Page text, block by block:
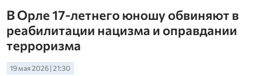
В Орле 17‑летнего юношу обвиняют в
реабилитации нацизма и оправдании
терроризма
19 мая 2026 | 21:30